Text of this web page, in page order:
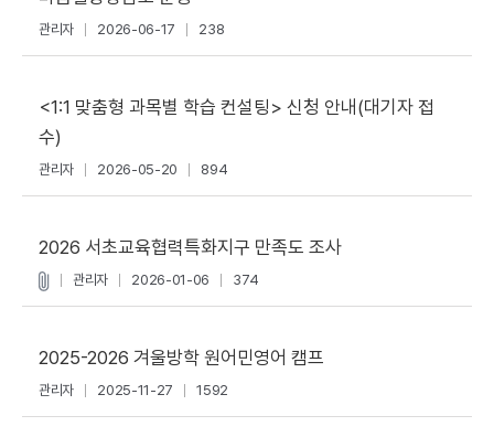
관리자 2026-06-17 238
<1:1 맞춤형 과목별 학습 컨설팅> 신청 안내(대기자 접
수)
관리자 2026-05-20 894
2026 서초교육협력특화지구 만족도 조사
관리자 2026-01-06 374
2025-2026 겨울방학 원어민영어 캠프
관리자 2025-11-27 1592